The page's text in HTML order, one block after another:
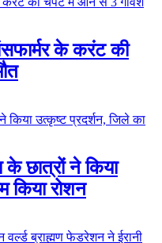
के करंट की
छात्रों ने किया
किया रोशन